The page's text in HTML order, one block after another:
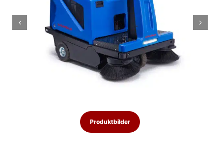
Technische Daten
Downloads
Produktanfrage
Produktbilder